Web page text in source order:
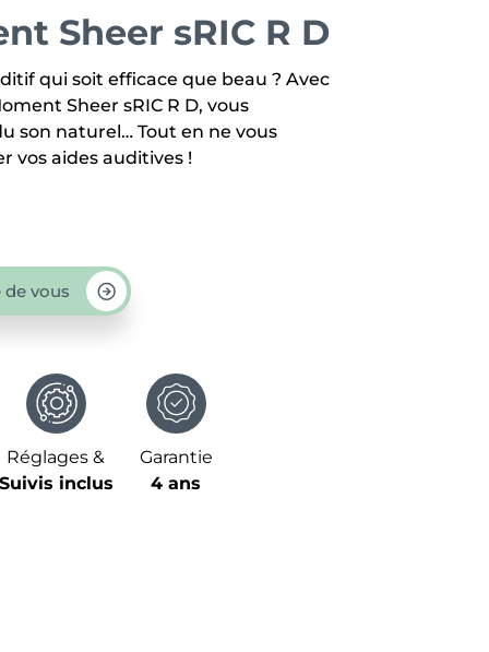
Sheer sRIC R D
qui soit efficace que beau ? Avec
Sheer sRIC R D, vous
son naturel… Tout en ne vous
vos aides auditives !
vous
Réglages &
Suivis inclus
Garantie
4 ans